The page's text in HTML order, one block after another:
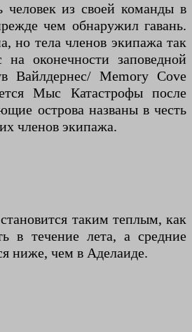
человек из своей команды в
чем обнаружил гавань.
но тела членов экипажа так
оконечности заповедной
Вайлдернес/ Memory Cove
Мыс Катастрофы после
острова названы в честь
членов экипажа.
таким теплым, как
в течение лета, а средние
ниже, чем в Аделаиде.